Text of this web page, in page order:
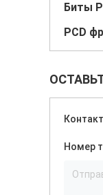
Биты
PCD
Номер